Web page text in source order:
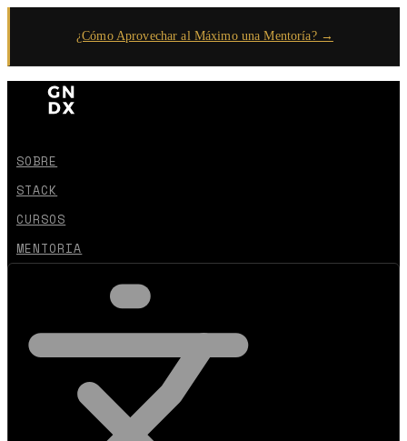
¿Cómo Aprovechar al Máximo una Mentoría? →
SOBRE
STACK
CURSOS
MENTORIA